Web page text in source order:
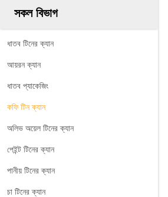
সকল বিভাগ
ধাতব টিনের ক্যান
আয়রন ক্যান
ধাতব প্যাকেজিং
কফি টিন ক্যান
অলিভ অয়েল টিনের ক্যান
পেইন্ট টিনের ক্যান
পানীয় টিনের ক্যান
চা টিনের ক্যান